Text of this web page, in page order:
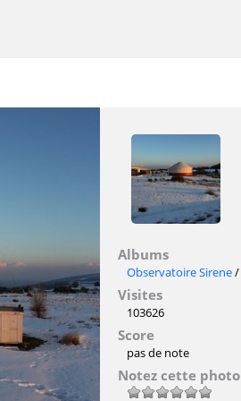
Albums
Observatoire Sirene/
Visites
103626
Score
pas de note
Notez cette photo